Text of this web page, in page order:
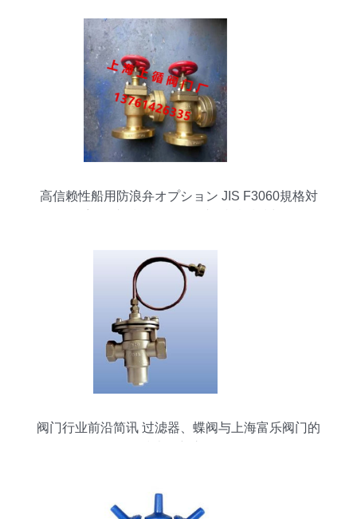
高信赖性船用防浪弁オプション JIS F3060規格対
阀门行业前沿简讯 过滤器、蝶阀与上海富乐阀门的